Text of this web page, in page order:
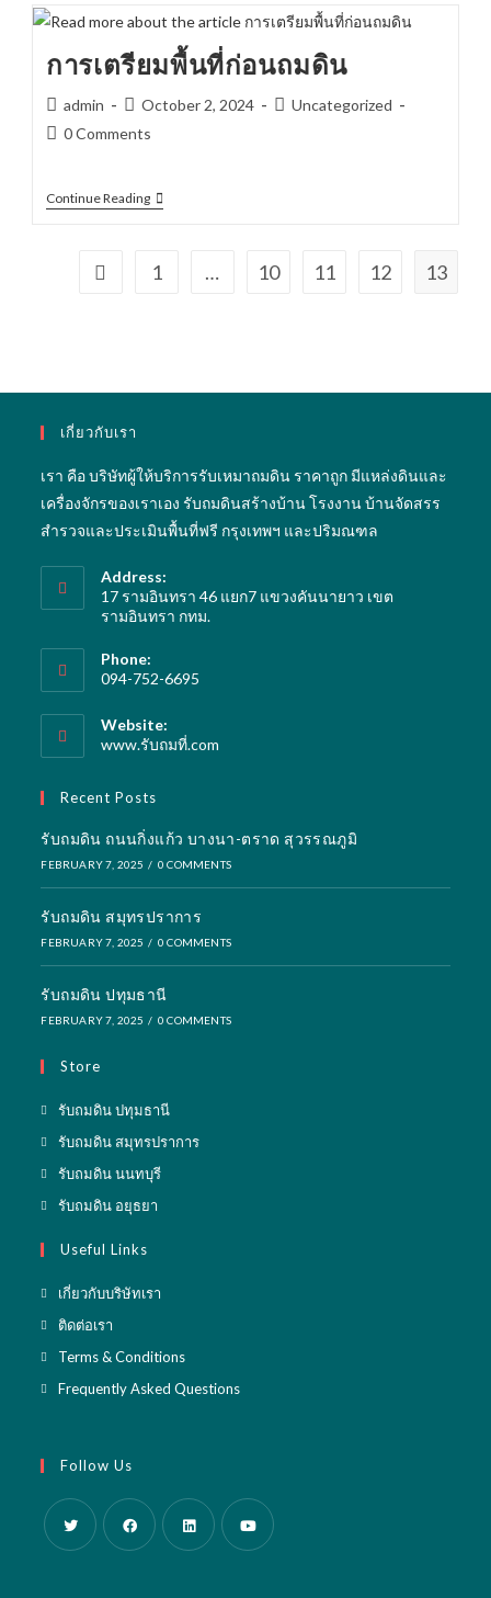
ถม
ดิน
สร้าง
บ้าน
การเตรียมพื้นที่ก่อนถมดิน
Post
author:
admin
Post
published:
October 2, 2024
PostUncategorized
Post0 Comments
Continue Readingการเต
รี
ก่อน
ถม
Go to the previous page
1 … 10 11 12 13
เกี่ยวกับเรา
เรา คือ บริษัทผู้ให้บริการรับเหมาถมดิน ราคาถูก มีแหล่งดินและ
เครื่องจักรของเราเอง รับถมดินสร้างบ้าน โรงงาน บ้านจัดสรร
สำรวจและประเมินพื้นที่ฟรี กรุงเทพฯ และปริมณฑล
Address:
17 รามอินทรา 46 แยก7 แขวงคันนายาว เขต
รามอินทรา กทม.
Phone:
094-752-6695
Website:
www.รับถมที่.com
Recent Posts
รับถมดิน ถนนกิ่งแก้ว บางนา-ตราด สุวรรณภูมิ
FEBRUARY 7, 2025 / 0 COMMENTS
รับถมดิน สมุทรปราการ
FEBRUARY 7, 2025 / 0 COMMENTS
รับถมดิน ปทุมธานี
FEBRUARY 7, 2025 / 0 COMMENTS
Store
รับถมดิน ปทุมธานีOpens
in
รับถมดิน สมุทรปราการOpens
รับถมดิน นนทบุรีOpens
รับถมดิน อยุธยา
new
Useful Links
เกี่ยวกับบริษัทเรา
ติดต่อเรา
Terms & Conditions
Frequently Asked Questions
Follow Us